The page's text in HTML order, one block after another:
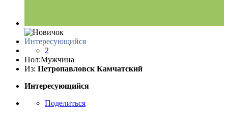
Интересующийся
2
Пол:Мужчина
Из: Петропавловск Камчатский
Интересующийся
Поделиться